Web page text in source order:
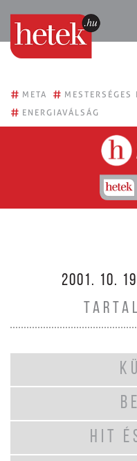
# META #
# ENERGIAVÁLSÁG
2001. 10.
HIT